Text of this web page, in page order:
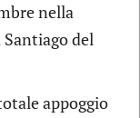
nella
del
appoggio